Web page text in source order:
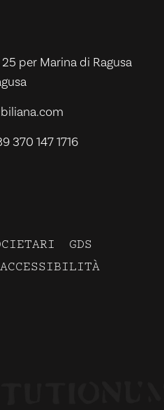
25 per Marina di Ragusa
370 147 1716
GDS
ACCESSIBILITÀ